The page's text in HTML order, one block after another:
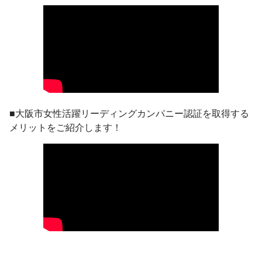
■大阪市女性活躍リーディングカンパニー認証を取得する
メリットをご紹介します！